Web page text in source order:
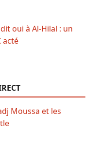
oui à Al-Hilal : un
acté
Moussa et les